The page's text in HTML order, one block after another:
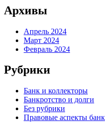
Архивы
Апрель 2024
Март 2024
Февраль 2024
Рубрики
Банк и коллекторы
Банкротство и долги
Без рубрики
Правовые аспекты